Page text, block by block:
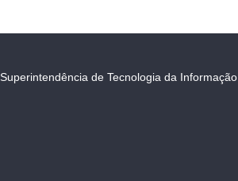
Superintendência de Tecnologia da Informação